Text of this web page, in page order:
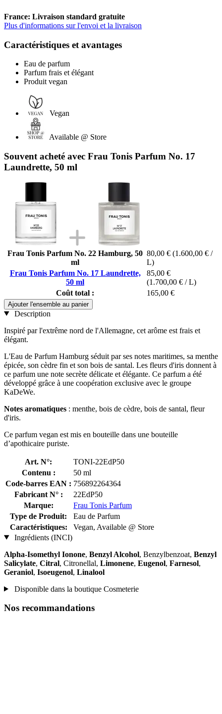
France: Livraison standard gratuite
Plus d'informations sur l'envoi et la livraison
Caractéristiques et avantages
Eau de parfum
Parfum frais et élégant
Produit vegan
Vegan
Available @ Store
Souvent acheté avec Frau Tonis Parfum No. 17
Laundrette, 50 ml
Frau Tonis Parfum No. 22 Hamburg, 50
ml
80,00 € (1.600,00 € /
L)
Frau Tonis Parfum No. 17 Laundrette,
50 ml
85,00 €
(1.700,00 € / L)
Coût total :
165,00 €
Ajouter l'ensemble au panier
Description
Inspiré par l'extrême nord de l'Allemagne, cet arôme est frais et
élégant.
L'Eau de Parfum Hamburg séduit par ses notes maritimes, sa menthe
épicée, son cèdre fin et son bois de santal. Les fleurs d'iris donnent à
ce parfum une note secrète délicate et élégante. Ce parfum a été
développé grâce à une coopération exclusive avec le groupe
KaDeWe.
Notes aromatiques : menthe, bois de cèdre, bois de santal, fleur
d'iris.
Ce parfum vegan est mis en bouteille dans une bouteille
d’apothicaire puriste.
Art. N°:
TONI-22EdP50
Contenu :
50 ml
Code-barres EAN : 756892264364
Fabricant N° :
22EdP50
Marque:
Frau Tonis Parfum
Type de Produit:
Eau de Parfum
Caractéristiques:
Vegan, Available @ Store
Ingrédients (INCI)
Alpha-Isomethyl Ionone, Benzyl Alcohol, Benzylbenzoat, Benzyl
Salicylate, Citral, Citronellal, Limonene, Eugenol, Farnesol,
Geraniol, Isoeugenol, Linalool
Disponible dans la boutique Cosmeterie
Nos recommandations